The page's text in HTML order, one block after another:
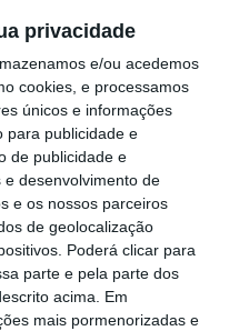
privacidade
e/ou acedemos
cookies, e processamos
únicos e informações
para publicidade e
de publicidade e
desenvolvimento de
e os nossos parceiros
de geolocalização
Poderá clicar para
parte e pela parte dos
acima. Em
mais pormenorizadas e
e
do Bloco de
respeito ao preço
de
de 74 euros/MWh,
de 36% face
medida.